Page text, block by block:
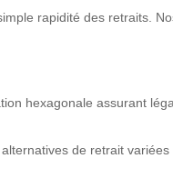
rapidité des retraits.
hexagonale assurant
de retrait variées